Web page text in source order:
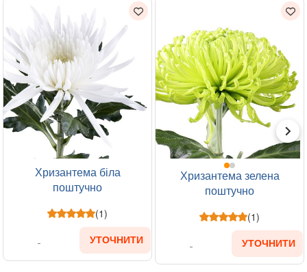
Хризантема біла
поштучно
(1)
УТОЧНИТИ
Хризантема зелена
поштучно
(1)
УТОЧНИТИ